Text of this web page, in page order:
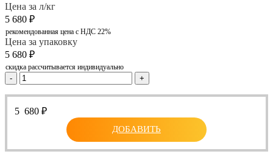
Цена за л/кг
5 680 ₽
рекомендованная цена с НДС 22%
Цена за упаковку
5 680 ₽
скидка рассчитывается индивидуально
- +
5 680 ₽
ДОБАВИТЬ